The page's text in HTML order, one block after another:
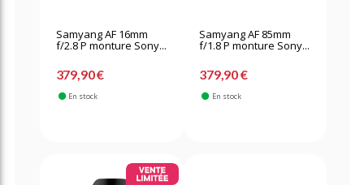
Samyang AF 16mm
f/2.8 P monture Sony...
379,90 €
En stock
Samyang AF 85mm
f/1.8 P monture Sony...
379,90 €
En stock